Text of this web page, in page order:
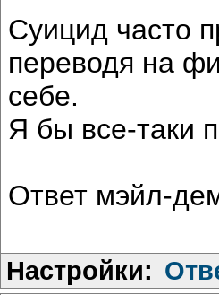
Суицид часто
переводя на
себе.
Я бы все-таки
Ответ мэйл-
Настройки: